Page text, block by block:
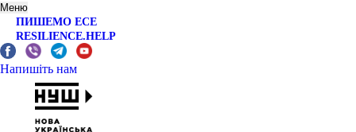
Меню
ПИШЕМО ЕСЕ
RESILIENCE.HELP
Напишіть нам